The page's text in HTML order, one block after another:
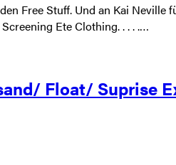
Free Stuff. Und an Kai
Ete Clothing. . . . .…
Float/ Suprise